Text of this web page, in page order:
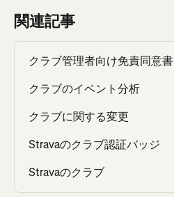
関連記事
クラブ管理者向け免責同意書
クラブのイベント分析
クラブに関する変更
Stravaのクラブ認証バッジ
Stravaのクラブ